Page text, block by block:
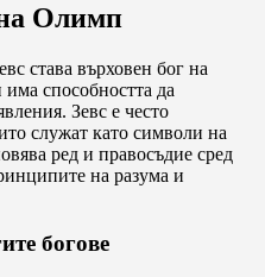
на Олимп
става върховен бог на
способността да
Зевс е често
служат като символи на
ред и правосъдие сред
на разума и
богове